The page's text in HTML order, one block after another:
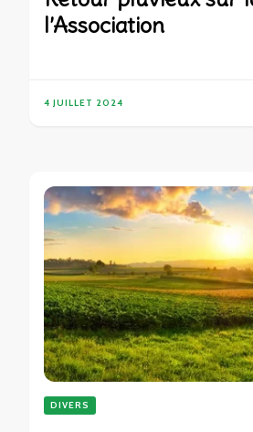
l’Association
4 JUILLET 2024
DIVERS